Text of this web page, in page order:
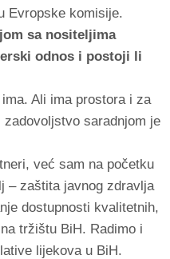
Evropske komisije.
sa nositeljima
odnos i postoji li
Ali ima prostora i za
saradnjom je
već sam na početku
– zaštita javnog zdravlja
dostupnosti kvalitetnih,
tržištu BiH. Radimo i
lijekova u BiH.